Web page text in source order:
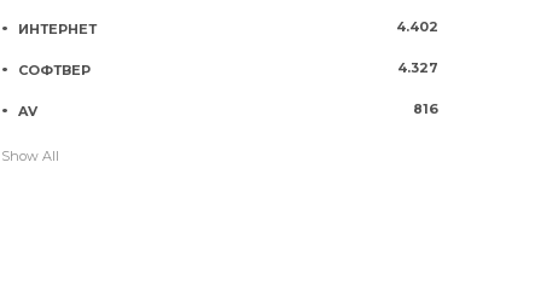
ИНТЕРНЕТ 4.402
СОФТВЕР 4.327
AV 816
Show All